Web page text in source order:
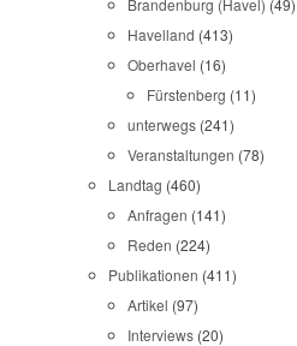
Brandenburg (Havel) (49)
Havelland (413)
Oberhavel (16)
Fürstenberg (11)
unterwegs (241)
Veranstaltungen (78)
Landtag (460)
Anfragen (141)
Reden (224)
Publikationen (411)
Artikel (97)
Interviews (20)